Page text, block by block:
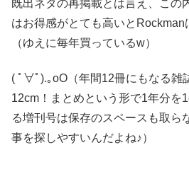
既出ネタの再掲載とは言え、この
はお得感がとても高いとRockman
（ゆえに毎年買っているw）
( ﾟ∀ﾟ).｡oO（年間12冊にもなる雑
12cm！まとめという形で1年分を
る増刊号は保存のスペースも取ら
事を探しやすいんだよね♪）